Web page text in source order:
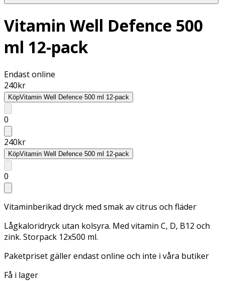
Vitamin Well Defence 500
ml 12-pack
Endast online
240kr
KöpVitamin Well Defence 500 ml 12-pack
0
240kr
KöpVitamin Well Defence 500 ml 12-pack
0
Vitaminberikad dryck med smak av citrus och fläder
Lågkaloridryck utan kolsyra. Med vitamin C, D, B12 och
zink. Storpack 12x500 ml.
Paketpriset gäller endast online och inte i våra butiker
Få i lager